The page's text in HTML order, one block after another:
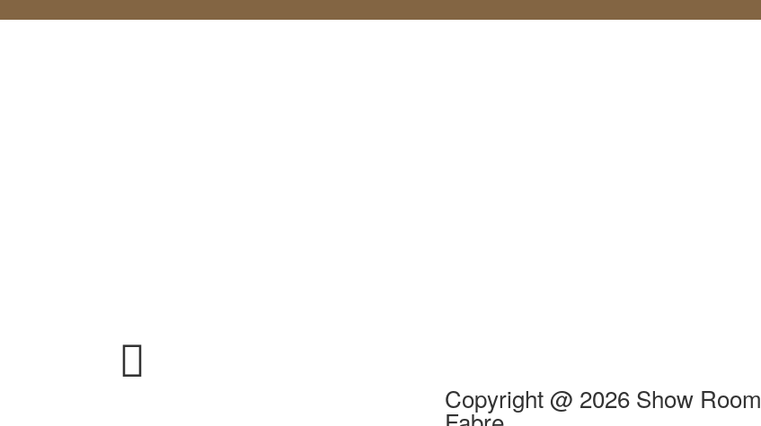
Copyright @ 2026 Show Room